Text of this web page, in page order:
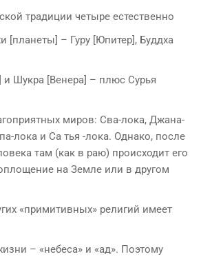
традиции четыре естественно
[планеты] – Гуру [Юпитер], Буддха
и Шукра [Венера] – плюс Сурья
миров: Сва-лока, Джана-
лока и Са тья -лока. Однако, после
там (как в раю) происходит его
на Земле или в другом
«примитивных» религий имеет
– «небеса» и «ад». Поэтому